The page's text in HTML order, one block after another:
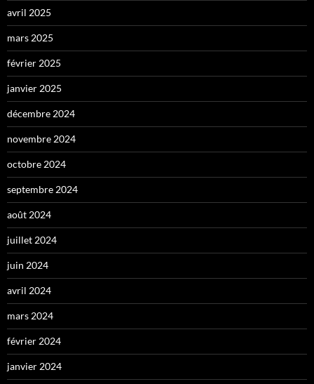
avril 2025
mars 2025
février 2025
janvier 2025
décembre 2024
novembre 2024
octobre 2024
septembre 2024
août 2024
juillet 2024
juin 2024
avril 2024
mars 2024
février 2024
janvier 2024